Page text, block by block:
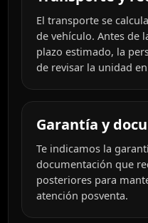
El transporte se
de vehículo. Antes de
plazo estimado, la
de revisar la unidad
Garantía y
Te indicamos la
documentación que
posteriores para
atención posventa.